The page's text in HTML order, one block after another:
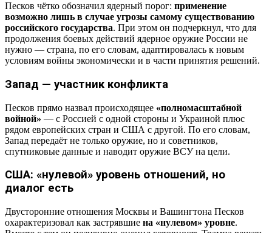
Песков чётко обозначил ядерный порог: применение
возможно лишь в случае угрозы самому существованию
российского государства. При этом он подчеркнул, что для
продолжения боевых действий ядерное оружие России не
нужно — страна, по его словам, адаптировалась к новым
условиям войны экономически и в части принятия решений.
Запад — участник конфликта
Песков прямо назвал происходящее «полномасштабной
войной» — с Россией с одной стороны и Украиной плюс
рядом европейских стран и США с другой. По его словам,
Запад передаёт не только оружие, но и советников,
спутниковые данные и наводит оружие ВСУ на цели.
США: «нулевой» уровень отношений, но
диалог есть
Двусторонние отношения Москвы и Вашингтона Песков
охарактеризовал как застрявшие на «нулевом» уровне.